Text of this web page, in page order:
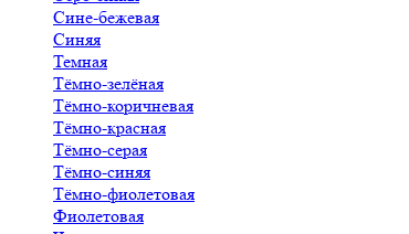
Сине-бежевая
Синяя
Темная
Тёмно-зелёная
Тёмно-коричневая
Тёмно-красная
Тёмно-серая
Тёмно-синяя
Тёмно-фиолетовая
Фиолетовая